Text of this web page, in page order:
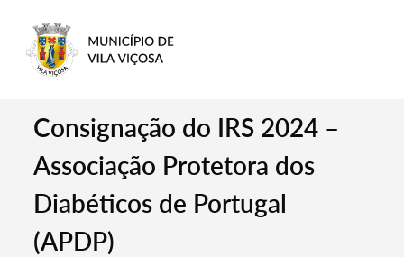
Consignação do IRS 2024 –
Associação Protetora dos
Diabéticos de Portugal
(APDP)